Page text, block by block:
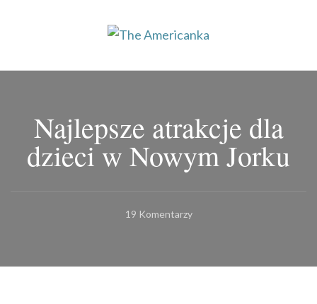
Najlepsze atrakcje dla
dzieci w Nowym Jorku
19 KomentarzyDo